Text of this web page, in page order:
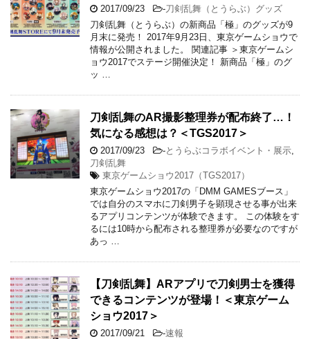
2017/09/23 -刀剣乱舞（とうらぶ）グッズ
刀剣乱舞（とうらぶ）の新商品「極」のグッズが9
月末に発売！ 2017年9月23日、東京ゲームショウで
情報が公開されました。 関連記事 ＞東京ゲームシ
ョウ2017でステージ開催決定！ 新商品「極」のグ
ッ …
刀剣乱舞のAR撮影整理券が配布終了…！
気になる感想は？＜TGS2017＞
2017/09/23 -とうらぶコラボイベント・展示
刀剣乱舞
東京ゲームショウ2017（TGS2017）
東京ゲームショウ2017の「DMM GAMESブース」
では自分のスマホに刀剣男子を顕現させる事が出来
るアプリコンテンツが体験できます。 この体験をす
るには10時から配布される整理券が必要なのですが
あっ …
【刀剣乱舞】ARアプリで刀剣男士を獲得
できるコンテンツが登場！＜東京ゲーム
ショウ2017＞
2017/09/21 -速報